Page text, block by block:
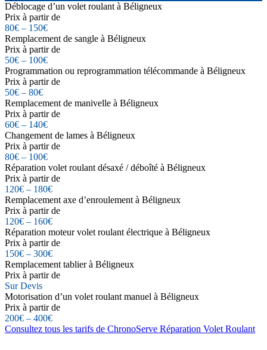
Déblocage d’un volet roulant à Béligneux
Prix à partir de
80€ – 150€
Remplacement de sangle à Béligneux
Prix à partir de
50€ – 100€
Programmation ou reprogrammation télécommande à Béligneux
Prix à partir de
50€ – 80€
Remplacement de manivelle à Béligneux
Prix à partir de
60€ – 140€
Changement de lames à Béligneux
Prix à partir de
80€ – 100€
Réparation volet roulant désaxé / déboîté à Béligneux
Prix à partir de
120€ – 180€
Remplacement axe d’enroulement à Béligneux
Prix à partir de
120€ – 160€
Réparation moteur volet roulant électrique à Béligneux
Prix à partir de
150€ – 300€
Remplacement tablier à Béligneux
Prix à partir de
Sur Devis
Motorisation d’un volet roulant manuel à Béligneux
Prix à partir de
200€ – 400€
Consultez tous les tarifs de ChronoServe Réparation Volet Roulant